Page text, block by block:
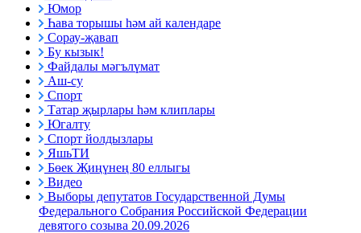
Юмор
Һава торышы һәм ай календаре
Сорау-җавап
Бу кызык!
Файдалы мәгълүмат
Аш-су
Спорт
Татар җырлары һәм клиплары
Югалту
Спорт йолдызлары
ЯшьТИ
Бөек Җиңүнең 80 еллыгы
Видео
Выборы депутатов Государственной Думы
Федерального Собрания Российской Федерации
девятого созыва 20.09.2026